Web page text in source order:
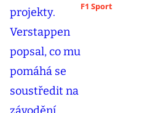
F1 Sport